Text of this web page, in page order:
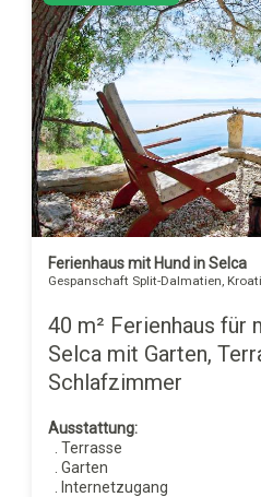
Ferienhaus mit Hund in Selca
Gespanschaft Split-Dalmatien,
40 m² Ferienhaus für
Selca mit Garten,
Schlafzimmer
Ausstattung:
. Terrasse
. Garten
. Internetzugang